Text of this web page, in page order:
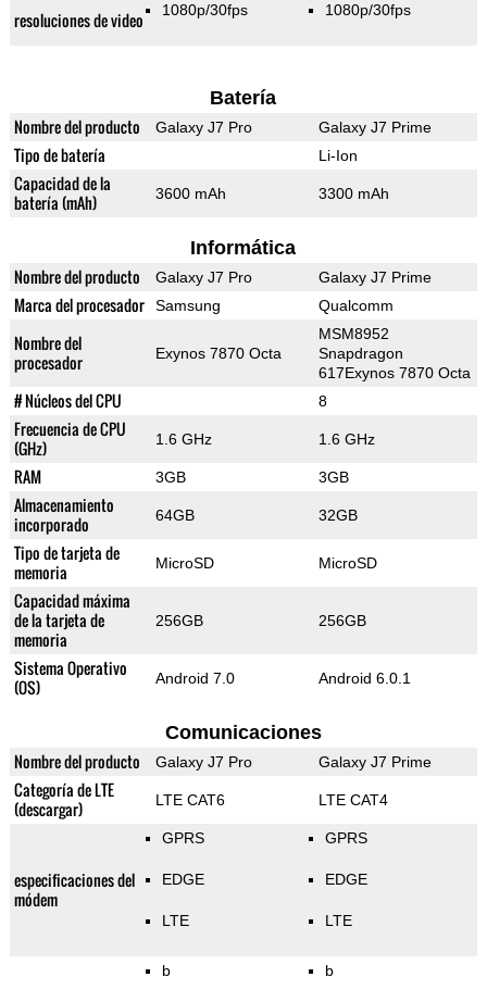
resoluciones de video 1080p/30fps 1080p/30fps
Batería
Nombre del producto Galaxy J7 Pro Galaxy J7 Prime
Tipo de batería Li-Ion
Capacidad de la
batería (mAh)
3600 mAh 3300 mAh
Informática
Nombre del producto Galaxy J7 Pro Galaxy J7 Prime
Marca del procesador Samsung Qualcomm
Nombre del
procesador
Exynos 7870 Octa
MSM8952
Snapdragon
617Exynos 7870 Octa
# Núcleos del CPU 8
Frecuencia de CPU
(GHz)
1.6 GHz 1.6 GHz
RAM 3GB 3GB
Almacenamiento
incorporado
64GB 32GB
Tipo de tarjeta de
memoria
MicroSD MicroSD
Capacidad máxima
de la tarjeta de
memoria
256GB 256GB
Sistema Operativo
(OS)
Android 7.0 Android 6.0.1
Comunicaciones
Nombre del producto Galaxy J7 Pro Galaxy J7 Prime
Categoría de LTE
(descargar)
LTE CAT6 LTE CAT4
especificaciones del
módem
GPRS
EDGE
LTE
GPRS
EDGE
LTE
b b